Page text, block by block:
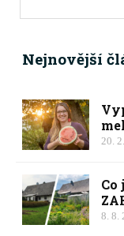
Nejnovější
20.
Co
8. 8.